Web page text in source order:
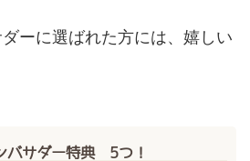
ーに選ばれた方には、嬉しい
バサダー特典 5つ！